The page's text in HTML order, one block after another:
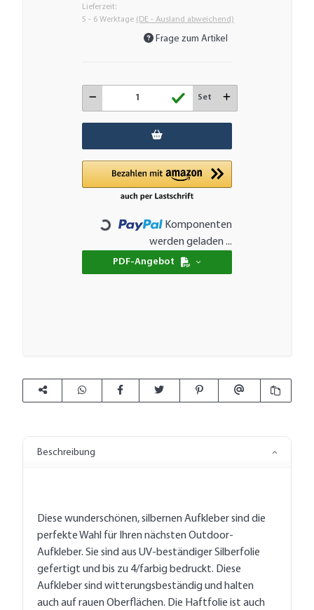
Lieferzeit:
5 - 6 Werktage (DE - Ausland abweichend)
Frage zum Artikel
Set
Loading...
Komponenten
werden geladen ...
PDF-Angebot
Beschreibung
Diese wunderschönen, silbernen Aufkleber sind die
perfekte Wahl für Ihren nächsten Outdoor-
Aufkleber. Sie sind aus UV-beständiger Silberfolie
gefertigt und bis zu 4/farbig bedruckt. Diese
Aufkleber sind witterungsbeständig und halten
auch auf rauen Oberflächen. Die Haftfolie ist auch